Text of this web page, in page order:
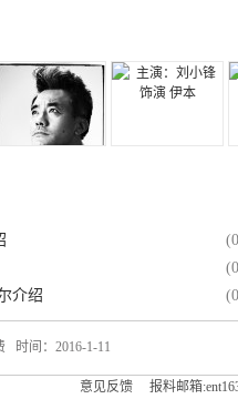
介绍
时间：2016-1-11
意见反馈 报料邮箱